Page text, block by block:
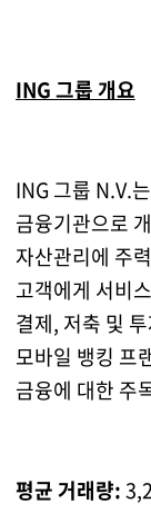
ING 그룹 개요
ING 그룹 N.V.
금융기관으로
자산관리에 주
고객에게 서비
결제, 저축 및
모바일 뱅킹 프
금융에 대한 주
평균 거래량: